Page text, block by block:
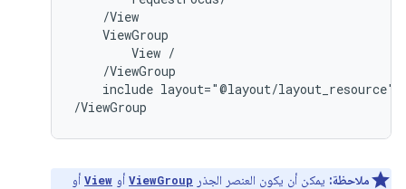
ViewGroup
View
include layout="@layout/layout_resource"/
/ViewGroup
ملاحظة: يمكن أن يكون العنصر الجذر ViewGroup أو View أو